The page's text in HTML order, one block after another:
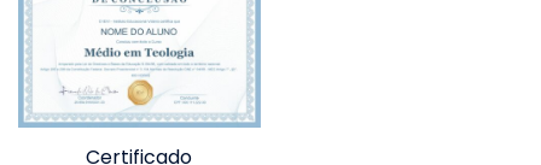
Certificado